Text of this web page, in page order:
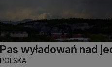
Pas wyładowań nad
POLSKA